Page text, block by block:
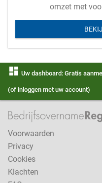
omzet met
Duitsland
dashboard Uw dashboard: Gratis
(of inloggen met uw account)
Voorwaarden
Privacy
Cookies
Klachten